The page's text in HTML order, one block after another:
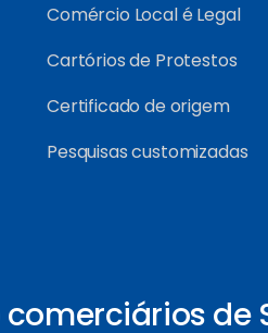
Comércio Local é Legal
Cartórios de Protestos
Certificado de origem
Pesquisas customizadas
de